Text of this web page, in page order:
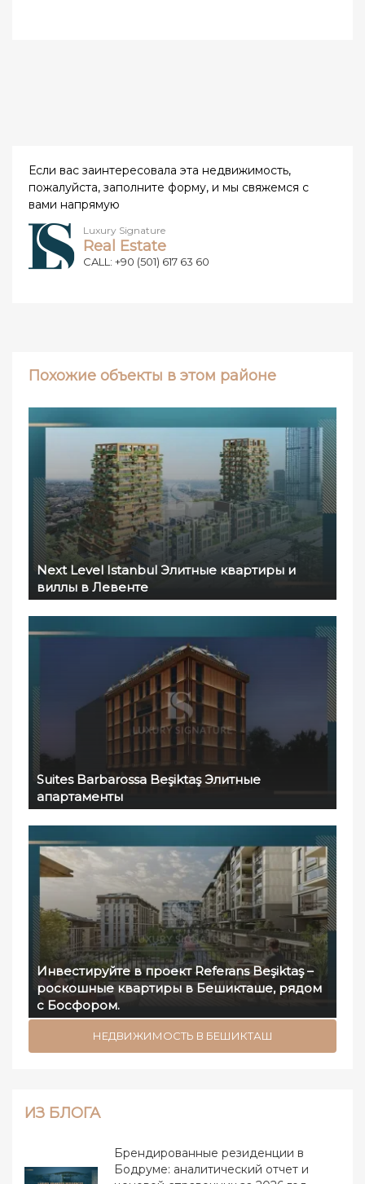
Если вас заинтересовала эта недвижимость,
пожалуйста, заполните форму, и мы свяжемся с
вами напрямую
Luxury Signature
Real Estate
CALL: +90 (501) 617 63 60
Похожие объекты в этом районе
Next Level Istanbul Элитные квартиры и
виллы в Левенте
Suites Barbarossa Beşiktaş Элитные
апартаменты
Инвестируйте в проект Referans Beşiktaş –
роскошные квартиры в Бешикташе, рядом
с Босфором.
НЕДВИЖИМОСТЬ В БЕШИКТАШ
ИЗ БЛОГА
Брендированные резиденции в
Бодруме: аналитический отчет и